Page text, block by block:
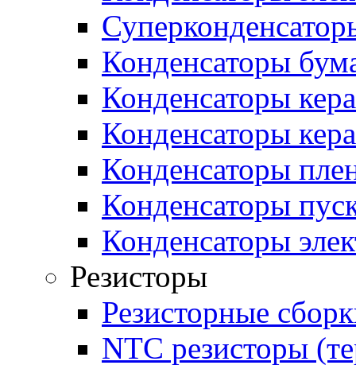
Конденсаторы
Конденсаторы
Конденсаторы
Конденсаторы
Конденсаторы
Конденсаторы
Резисторы
Резисторные
NTC резисторы